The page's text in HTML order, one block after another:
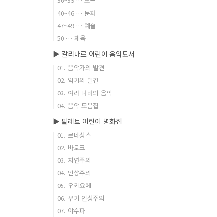
40~46 … 문화
47~49 … 예술
50 … 체육
▶ 갈리마르 어린이 음악도서
01. 음악가의 발견
02. 악기의 발견
03. 여러 나라의 음악
04. 음악 모음집
▶ 팔레트 어린이 명화집
01. 르네상스
02. 바로크
03. 자연주의
04. 인상주의
05. 우키요에
06. 우기 인상주의
07. 야수파